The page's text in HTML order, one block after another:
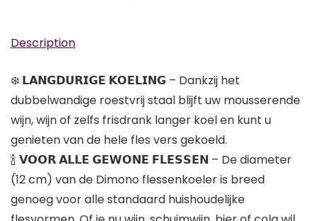
Description
❄️ 𝗟𝗔𝗡𝗚𝗗𝗨𝗥𝗜𝗚𝗘 𝗞𝗢𝗘𝗟𝗜𝗡𝗚 – Dankzij het
dubbelwandige roestvrij staal blijft uw mousserende
wijn, wijn of zelfs frisdrank langer koel en kunt u
genieten van de hele fles vers gekoeld.
🍾 𝗩𝗢𝗢𝗥 𝗔𝗟𝗟𝗘 𝗚𝗘𝗪𝗢𝗡𝗘 𝗙𝗟𝗘𝗦𝗦𝗘𝗡 – De diameter
(12 cm) van de Dimono flessenkoeler is breed
genoeg voor alle standaard huishoudelijke